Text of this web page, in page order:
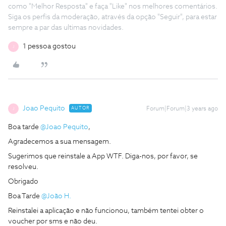
como "Melhor Resposta" e faça "Like" nos melhores comentários.
Siga os perfis da moderação, através da opção "Seguir", para estar
sempre a par das ultimas novidades.
1 pessoa gostou
Joao Pequito AUTOR Forum|Forum|3 years ago
Boa tarde @Joao Pequito,
Agradecemos a sua mensagem.
Sugerimos que reinstale a App WTF. Diga-nos, por favor, se
resolveu.
Obrigado
Boa Tarde @João H.
Reinstalei a aplicação e não funcionou, também tentei obter o
voucher por sms e não deu.